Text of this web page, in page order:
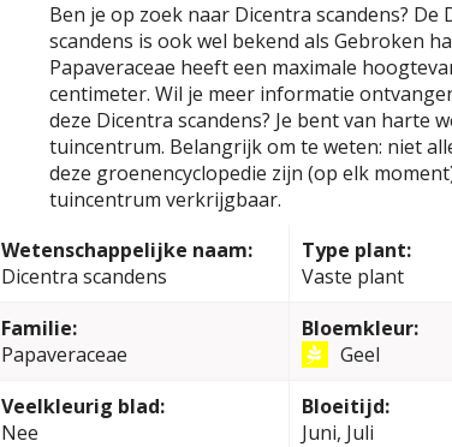
Ben je op zoek naar Dicentra scandens? De
scandens is ook wel bekend als Gebroken
Papaveraceae heeft een maximale
centimeter. Wil je meer informatie
deze Dicentra scandens? Je bent van harte
tuincentrum. Belangrijk om te weten: niet
deze groenencyclopedie zijn (op elk
tuincentrum verkrijgbaar.
Wetenschappelijke naam:
Dicentra scandens
Type plant:
Vaste plant
Familie:
Papaveraceae
Bloemkleur:
Geel
Veelkleurig blad:
Nee
Bloeitijd:
Juni, Juli